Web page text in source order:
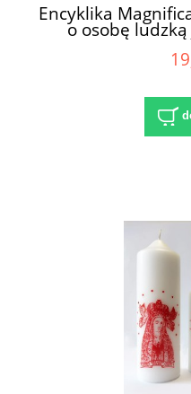
Encyklika
o osobę